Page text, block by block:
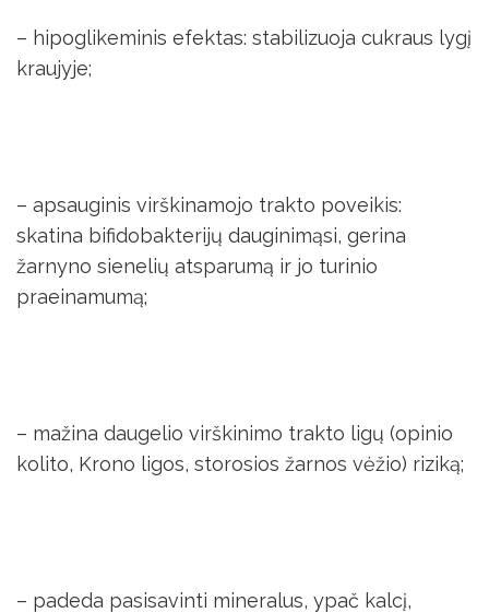
– hipoglikeminis efektas: stabilizuoja cukraus lygį
kraujyje;
– apsauginis virškinamojo trakto poveikis:
skatina bifidobakterijų dauginimąsi, gerina
žarnyno sienelių atsparumą ir jo turinio
praeinamumą;
– mažina daugelio virškinimo trakto ligų (opinio
kolito, Krono ligos, storosios žarnos vėžio) riziką;
– padeda pasisavinti mineralus, ypač kalcį,